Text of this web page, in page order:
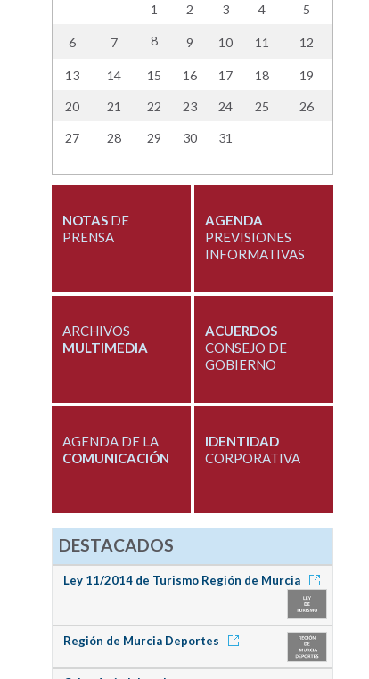
1 2 3 4 5
6 7 8 9 10 11 12
13 14 15 16 17 18 19
20 21 22 23 24 25 26
27 28 29 30 31
NOTASDE
PRENSA
AGENDA
PREVISIONES
INFORMATIVAS
ARCHIVOS
MULTIMEDIA
ACUERDOS
CONSEJO DE
GOBIERNO
AGENDA DE LA
COMUNICACIÓN
IDENTIDAD
CORPORATIVA
DESTACADOS
Ley 11/2014 de Turismo Región de Murcia
Región de Murcia Deportes